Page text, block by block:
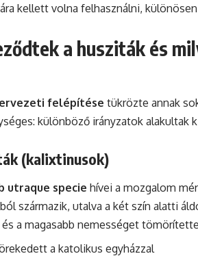
kellett volna felhasználni,
a husziták és
felépítése tükrözte annak
különböző irányzatok alakultak
(kalixtinusok)
utraque specie hívei a mozgalom
származik, utalva a két szín alatti
a magasabb nemességet tömörítette
a katolikus egyházzal